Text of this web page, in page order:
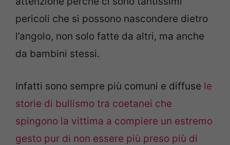
pericoli che si possono nascondere dietro
l’angolo, non solo fatte da altri, ma anche
da bambini stessi.
Infatti sono sempre più comuni e diffuse le
storie di bullismo tra coetanei che
spingono la vittima a compiere un estremo
gesto pur di non essere più preso più di